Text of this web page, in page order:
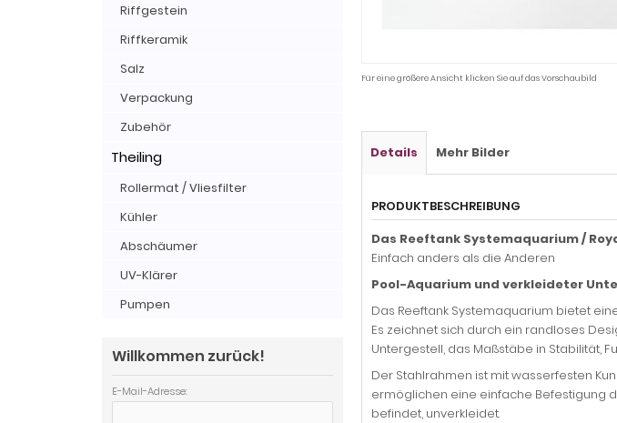
Für eine größere Ansicht klicken Sie auf das Vorschaubild
Details Mehr Bilder
PRODUKTBESCHREIBUNG
Das Reeftank Systemaquarium /
Einfach anders als die Anderen
Pool-Aquarium und verkleideter
Das Reeftank Systemaquarium bietet
Es zeichnet sich durch ein randloses
Untergestell, das Maßstäbe in Stabilität,
Der Stahlrahmen ist mit wasserfesten
ermöglichen eine einfache Befestigung
befindet, unverkleidet.
Riffgestein
Riffkeramik
Salz
Verpackung
Zubehör
Theiling
Rollermat / Vliesfilter
Kühler
Abschäumer
UV-Klärer
Pumpen
Willkommen zurück!
E-Mail-Adresse: